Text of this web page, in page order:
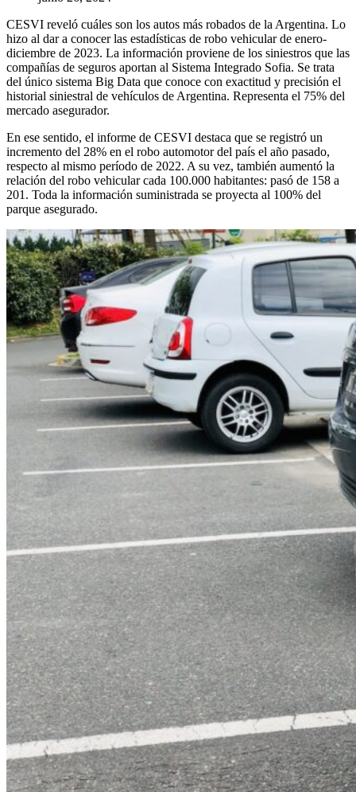
CESVI reveló cuáles son los autos más robados de la Argentina. Lo
hizo al dar a conocer las estadísticas de robo vehicular de enero-
diciembre de 2023. La información proviene de los siniestros que las
compañías de seguros aportan al Sistema Integrado Sofia. Se trata
del único sistema Big Data que conoce con exactitud y precisión el
historial siniestral de vehículos de Argentina. Representa el 75% del
mercado asegurador.
En ese sentido, el informe de CESVI destaca que se registró un
incremento del 28% en el robo automotor del país el año pasado,
respecto al mismo período de 2022. A su vez, también aumentó la
relación del robo vehicular cada 100.000 habitantes: pasó de 158 a
201. Toda la información suministrada se proyecta al 100% del
parque asegurado.